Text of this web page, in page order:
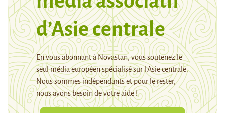
d’Asie centrale
En vous abonnant à Novastan, vous soutenez le
seul média européen spécialisé sur l’Asie centrale.
Nous sommes indépendants et pour le rester,
nous avons besoin de votre aide !